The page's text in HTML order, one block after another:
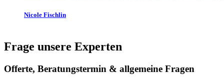
Nicole Fischlin
Frage unsere Experten
Offerte, Beratungstermin & allgemeine Fragen